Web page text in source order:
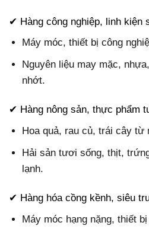
✔ Hàng công nghiệp, linh kiện
Máy móc, thiết bị công
Nguyên liệu may mặc,
nhớt.
✔ Hàng nông sản, thực phẩm
Hoa quả, rau củ, trái cây từ
Hải sản tươi sống, thịt,
lạnh.
✔ Hàng hóa cồng kềnh, siêu
Máy móc hạng nặng, thiết